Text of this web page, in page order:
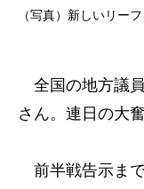
（写真）新しいリー
全国の地方議
さん。連日の大
前半戦告示ま